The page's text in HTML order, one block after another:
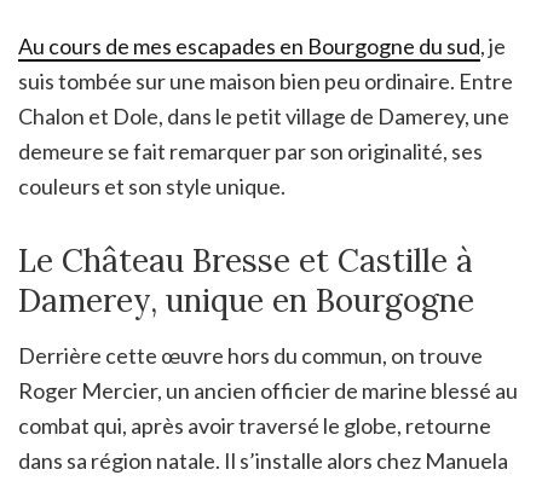
Au cours de mes escapades en Bourgogne du sud, je
suis tombée sur une maison bien peu ordinaire. Entre
Chalon et Dole, dans le petit village de Damerey, une
demeure se fait remarquer par son originalité, ses
couleurs et son style unique.
Le Château Bresse et Castille à
Damerey, unique en Bourgogne
Derrière cette œuvre hors du commun, on trouve
Roger Mercier, un ancien officier de marine blessé au
combat qui, après avoir traversé le globe, retourne
dans sa région natale. Il s’installe alors chez Manuela